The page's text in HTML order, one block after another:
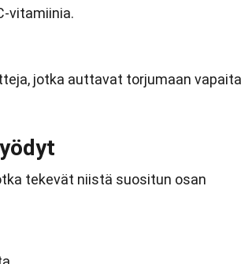
vitamiinia.
jotka auttavat torjumaan vapaita
tekevät niistä suositun osan